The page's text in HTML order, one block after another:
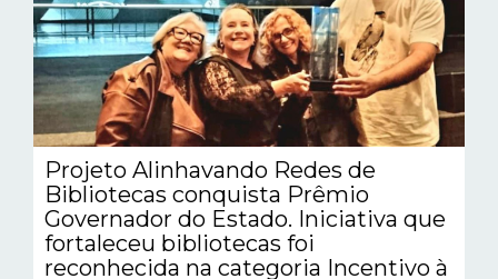
Projeto Alinhavando Redes de
Bibliotecas conquista Prêmio
Governador do Estado. Iniciativa que
fortaleceu bibliotecas foi
reconhecida na categoria Incentivo à